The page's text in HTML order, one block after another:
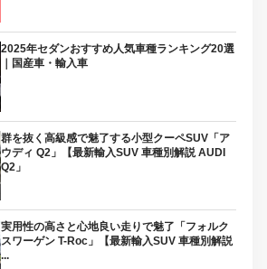
2025年セダンおすすめ人気車種ランキング20選
｜国産車・輸入車
群を抜く高級感で魅了する小型クーペSUV「ア
ウディ Q2」【最新輸入SUV 車種別解説 AUDI
Q2」
実用性の高さと心地良い走りで魅了「フォルク
スワーゲン T-Roc」【最新輸入SUV 車種別解説
...